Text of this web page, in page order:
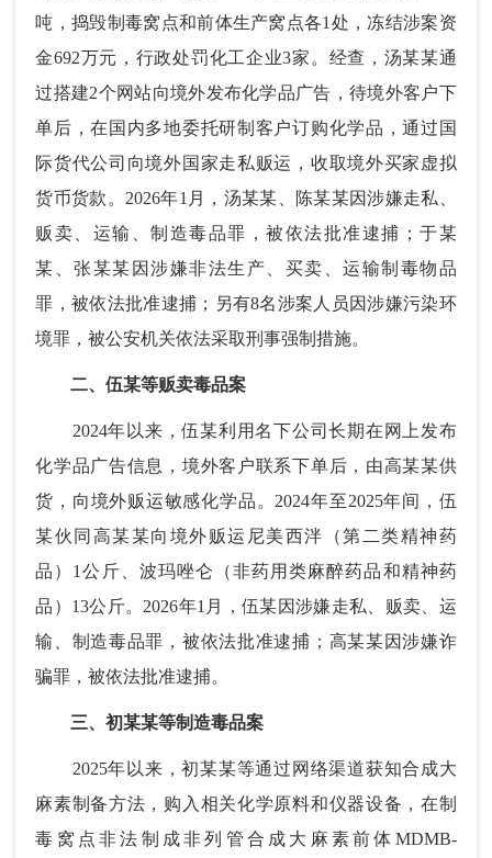
吨，捣毁制毒窝点和前体生产窝点各1处，冻结涉案资
金692万元，行政处罚化工企业3家。经查，汤某某通
过搭建2个网站向境外发布化学品广告，待境外客户下
单后，在国内多地委托研制客户订购化学品，通过国
际货代公司向境外国家走私贩运，收取境外买家虚拟
货币货款。2026年1月，汤某某、陈某某因涉嫌走私、
贩卖、运输、制造毒品罪，被依法批准逮捕；于某
某、张某某因涉嫌非法生产、买卖、运输制毒物品
罪，被依法批准逮捕；另有8名涉案人员因涉嫌污染环
境罪，被公安机关依法采取刑事强制措施。
二、伍某等贩卖毒品案
2024年以来，伍某利用名下公司长期在网上发布
化学品广告信息，境外客户联系下单后，由高某某供
货，向境外贩运敏感化学品。2024年至2025年间，伍
某伙同高某某向境外贩运尼美西泮（第二类精神药
品）1公斤、波玛唑仑（非药用类麻醉药品和精神药
品）13公斤。2026年1月，伍某因涉嫌走私、贩卖、运
输、制造毒品罪，被依法批准逮捕；高某某因涉嫌诈
骗罪，被依法批准逮捕。
三、初某某等制造毒品案
2025年以来，初某某等通过网络渠道获知合成大
麻素制备方法，购入相关化学原料和仪器设备，在制
毒窝点非法制成非列管合成大麻素前体MDMB-